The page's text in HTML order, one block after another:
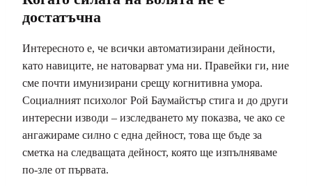
достатъчна
Интересното е, че всички автоматизирани дейности,
като навиците, не натоварват ума ни. Правейки ги, ние
сме почти имунизирани срещу когнитивна умора.
Социалният психолог Рой Баумайстър стига и до други
интересни изводи – изследването му показва, че ако се
ангажираме силно с една дейност, това ще бъде за
сметка на следващата дейност, която ще изпълняваме
по-зле от първата.